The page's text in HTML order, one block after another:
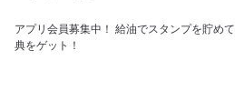
アプリ会員募集中！ 給油でスタンプを貯め
典をゲット！